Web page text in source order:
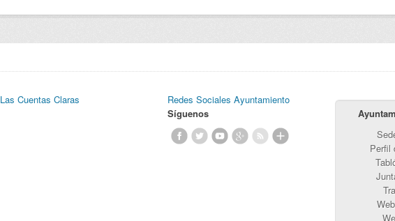
Las Cuentas Claras
Redes Sociales Ayuntamiento
Síguenos
Perfil